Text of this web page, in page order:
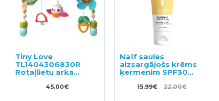
Tiny Love
TL1404306830R
Rotaļlietu arka
ratiem un
autokrēsliem
45.00€
Naïf saules
aizsargājošs krēms
ķermenim SPF30
100ml
15.99€ 22.00€